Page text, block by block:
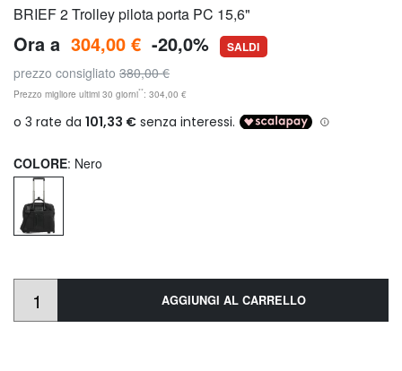
BRIEF 2 Trolley pilota porta PC 15,6"
Ora a 304,00 € -20,0% SALDI
prezzo consigliato 380,00 €
Prezzo migliore ultimi 30 giorni**: 304,00 €
COLORE: Nero
AGGIUNGI AL CARRELLO